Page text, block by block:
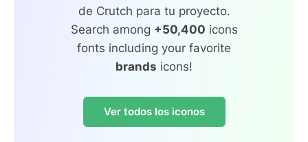
de Crutch para tu proyecto.
Search among +50,400 icons
fonts including your favorite
brands icons!
Ver todos los iconos